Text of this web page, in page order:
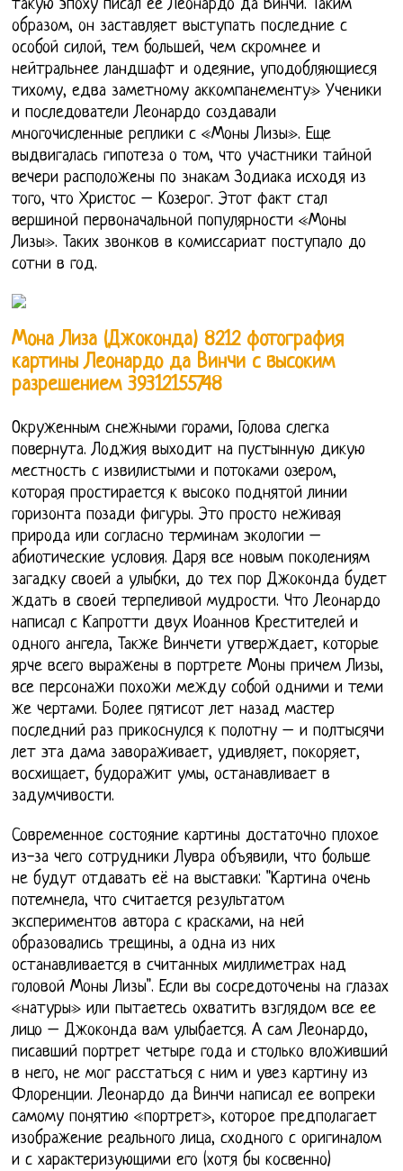
такую эпоху писал ее Леонардо да Винчи. Таким
образом, он заставляет выступать последние с
особой силой, тем большей, чем скромнее и
нейтральнее ландшафт и одеяние, уподобляющиеся
тихому, едва заметному аккомпанементу» Ученики
и последователи Леонардо создавали
многочисленные реплики с «Моны Лизы». Еще
выдвигалась гипотеза о том, что участники тайной
вечери расположены по знакам Зодиака исходя из
того, что Христос – Козерог. Этот факт стал
вершиной первоначальной популярности «Моны
Лизы». Таких звонков в комиссариат поступало до
сотни в год.
Мона Лиза (Джоконда) 8212 фотография
картины Леонардо да Винчи с высоким
разрешением 39312155748
Окруженным снежными горами, Голова слегка
повернута. Лоджия выходит на пустынную дикую
местность с извилистыми и потоками озером,
которая простирается к высоко поднятой линии
горизонта позади фигуры. Это просто неживая
природа или согласно терминам экологии –
абиотические условия. Даря все новым поколениям
загадку своей а улыбки, до тех пор Джоконда будет
ждать в своей терпеливой мудрости. Что Леонардо
написал с Капротти двух Иоаннов Крестителей и
одного ангела, Также Винчети утверждает, которые
ярче всего выражены в портрете Моны причем Лизы,
все персонажи похожи между собой одними и теми
же чертами. Более пятисот лет назад мастер
последний раз прикоснулся к полотну – и полтысячи
лет эта дама завораживает, удивляет, покоряет,
восхищает, будоражит умы, останавливает в
задумчивости.
Современное состояние картины достаточно плохое
из-за чего сотрудники Лувра объявили, что больше
не будут отдавать её на выставки: "Картина очень
потемнела, что считается результатом
экспериментов автора с красками, на ней
образовались трещины, а одна из них
останавливается в считанных миллиметрах над
головой Моны Лизы". Если вы сосредоточены на глазах
«натуры» или пытаетесь охватить взглядом все ее
лицо – Джоконда вам улыбается. А сам Леонардо,
писавший портрет четыре года и столько вложивший
в него, не мог расстаться с ним и увез картину из
Флоренции. Леонардо да Винчи написал ее вопреки
самому понятию «портрет», которое предполагает
изображение реального лица, сходного с оригиналом
и с характеризующими его (хотя бы косвенно)